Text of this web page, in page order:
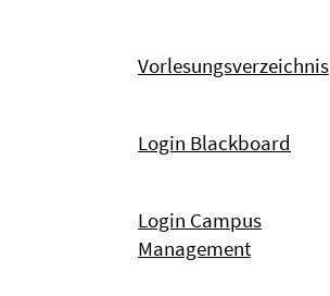
Vorlesungsverzeichnis
Login Blackboard
Login Campus
Management